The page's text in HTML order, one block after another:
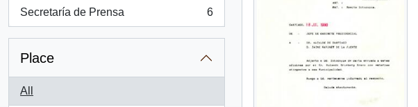
Secretaría de Prensa
, 6 results
6
Place
All